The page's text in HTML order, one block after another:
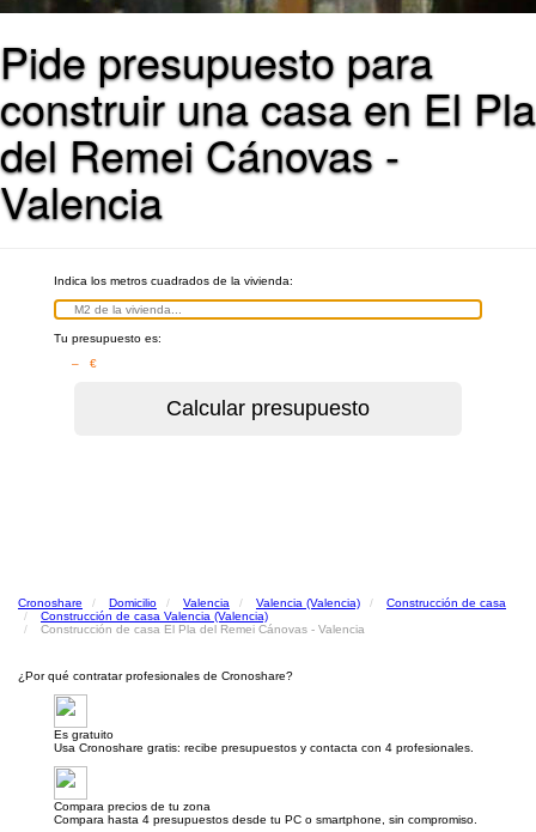
Pide presupuesto para
construir una casa en El Pla
del Remei Cánovas -
Valencia
Indica los metros cuadrados de la vivienda:
Tu presupuesto es:
– €
Cronoshare Domicilio Valencia Valencia (Valencia)
Construcción de casa
Construcción de casa Valencia (Valencia)
Construcción de casa El Pla del Remei Cánovas - Valencia
¿Por qué contratar profesionales de Cronoshare?
Es gratuito
Usa Cronoshare gratis: recibe presupuestos y contacta con 4 profesionales.
Compara precios de tu zona
Compara hasta 4 presupuestos desde tu PC o smartphone, sin compromiso.